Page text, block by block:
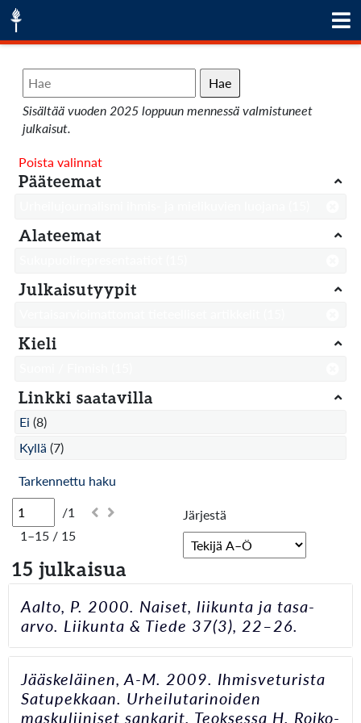
Hae
Sisältää vuoden 2025 loppuun mennessä valmistuneet
julkaisut.
/1
1–15 / 15
Järjestä
15 julkaisua
Aalto, P. 2000. Naiset, liikunta ja tasa-
arvo. Liikunta & Tiede 37(3), 22–26.
Jääskeläinen, A-M. 2009. Ihmisveturista
Satupekkaan. Urheilutarinoiden
maskuliiniset sankarit. Teoksessa H. Roiko-
Poista valinnat
Pääteemat
Alateemat
Julkaisutyypit
Kieli
Linkki saatavilla
Ei (8)
Kyllä (7)
Tarkennettu haku